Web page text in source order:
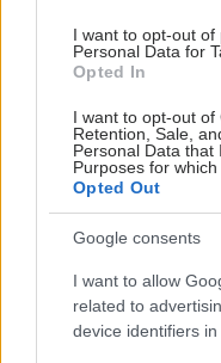
I want to opt-out of
Personal Data for
Opted In
I want to opt-out of
Retention, Sale,
Personal Data that
Purposes for which
Opted Out
Google consents
I want to allow
related to
device identifiers in
ΜΠΕΙΤΕ ΣΤΗ